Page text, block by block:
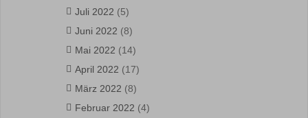
Juli 2022 (5)
Juni 2022 (8)
Mai 2022 (14)
April 2022 (17)
März 2022 (8)
Februar 2022 (4)